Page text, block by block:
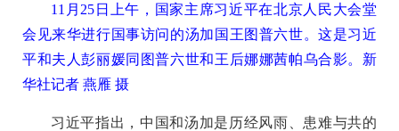
11月25日上午，国家主席习近平在北京人民大会堂
会见来华进行国事访问的汤加国王图普六世。这是习近
平和夫人彭丽媛同图普六世和王后娜娜茜帕乌合影。新
华社记者 燕雁 摄
习近平指出，中国和汤加是历经风雨、患难与共的